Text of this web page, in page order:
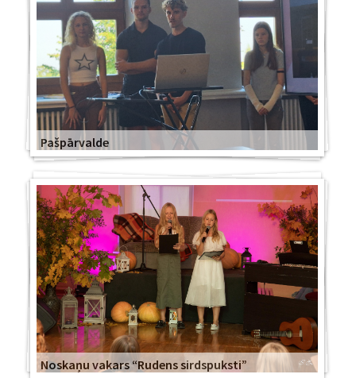
Pašpārvalde
Noskaņu vakars “Rudens sirdspuksti”